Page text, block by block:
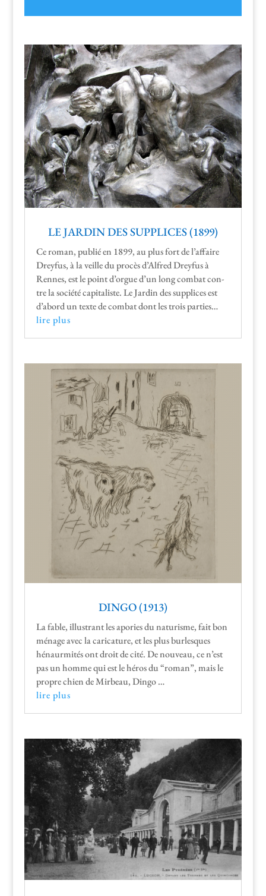
LE JARDIN DES SUPPLICES (1899)
Ce roman, pub­lié en 1899, au plus fort de l’affaire
Drey­fus, à la veille du procès d’Alfred Drey­fus à
Rennes, est le point d’orgue d’un long com­bat con­
tre la société cap­i­tal­iste. Le Jardin des sup­plices est
d’abord un texte de com­bat dont les trois parties…
lire plus
DINGO (1913)
La fable, illus­trant les apor­ies du natur­isme, fait bon
ménage avec la car­i­ca­ture, et les plus bur­lesques
hénau­r­mités ont droit de cité. De nou­veau, ce n’est
pas un homme qui est le héros du “roman”, mais le
pro­pre chien de Mir­beau, Dingo …
lire plus